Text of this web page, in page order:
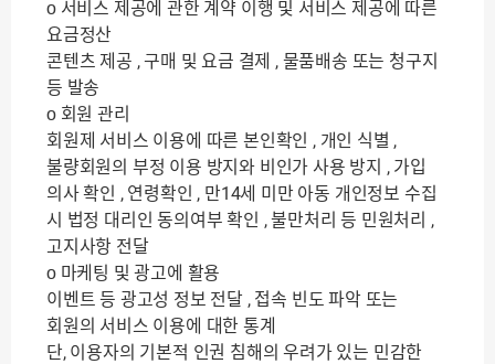
ο 서비스 제공에 관한 계약 이행 및 서비스 제공에 따른
요금정산
콘텐츠 제공 , 구매 및 요금 결제 , 물품배송 또는 청구지
등 발송
ο 회원 관리
회원제 서비스 이용에 따른 본인확인 , 개인 식별 ,
불량회원의 부정 이용 방지와 비인가 사용 방지 , 가입
의사 확인 , 연령확인 , 만14세 미만 아동 개인정보 수집
시 법정 대리인 동의여부 확인 , 불만처리 등 민원처리 ,
고지사항 전달
ο 마케팅 및 광고에 활용
이벤트 등 광고성 정보 전달 , 접속 빈도 파악 또는
회원의 서비스 이용에 대한 통계
단, 이용자의 기본적 인권 침해의 우려가 있는 민감한